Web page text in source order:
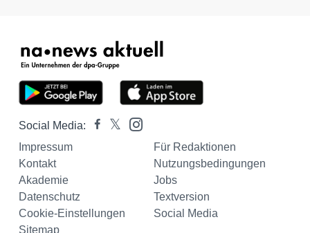
Social Media:
Impressum
Für Redaktionen
Kontakt
Nutzungsbedingungen
Akademie
Jobs
Datenschutz
Textversion
Cookie-Einstellungen
Social Media
Sitemap